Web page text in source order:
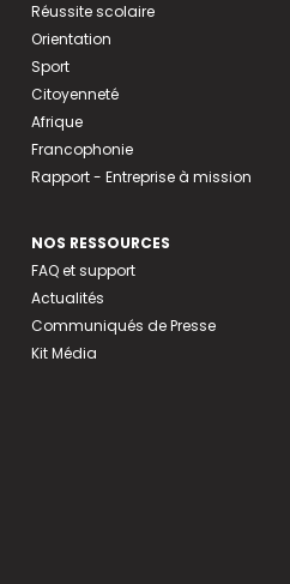
Réussite scolaire
Orientation
Sport
Citoyenneté
Afrique
Francophonie
Rapport - Entreprise à mission
NOS RESSOURCES
FAQ et support
Actualités
Communiqués de Presse
Kit Média